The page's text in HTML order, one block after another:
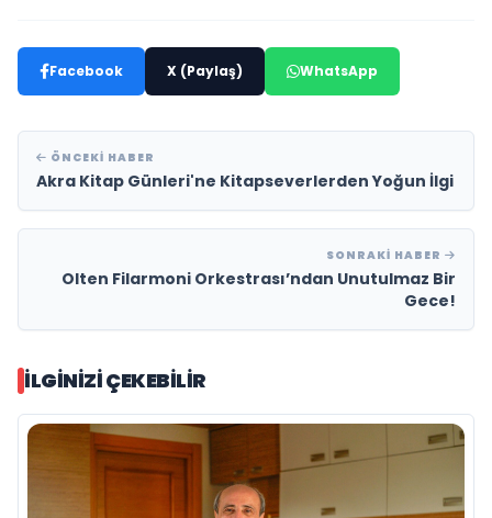
Facebook X (Paylaş) WhatsApp
ÖNCEKI HABER
Akra Kitap Günleri'ne Kitapseverlerden Yoğun İlgi
SONRAKI HABER
Olten Filarmoni Orkestrası’ndan Unutulmaz Bir
Gece!
İLGINIZI ÇEKEBILIR